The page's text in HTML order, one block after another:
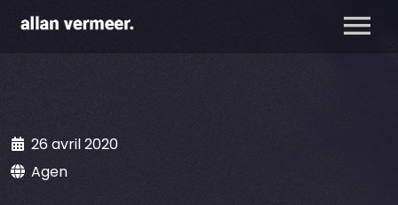
26 avril 2020
Agen